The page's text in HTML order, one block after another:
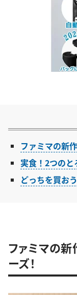
ファミマの新
実食！2つの
どっちを買お
ファミマの
ーズ！